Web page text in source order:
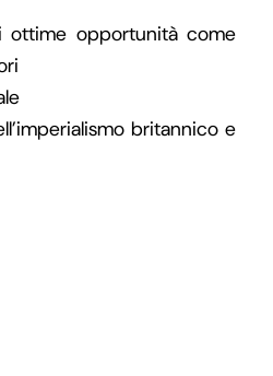
ottime opportunità come
britannico e